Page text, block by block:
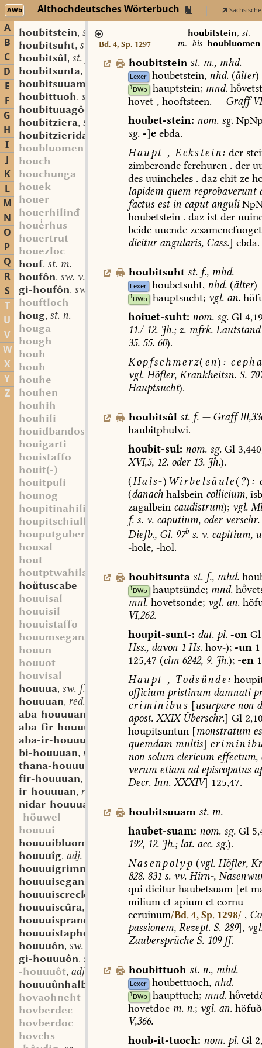
AWb Althochdeutsches Wörterbuch
A
B
C
D
E
F
G
H
I
J
K
L
M
N
O
P
Q
R
S
T
U
V
W
X
Y
Z
houbitstein, st. m.
houbitsuht, st. f.
houbitsûl, st. f.
houbitsunta,
houbitsuuam
houbittuoh, st. n.
houbituuagôd
houbitziera, st. f.
houbitzierida
houbluomen
houch
houchunga
houek
houer
houerhilinđ
hourhus
houertrut
houezloc
houf, st. m.
houfôn, sw. v.
gi-houfôn, sw. v.
houftloch
houg, st. n.
houga
hough
houh
houh
houhe
houhen
houhih
houhili
houidbandos
houigarti
houistaffo
houit(-)
houitpuli
hounog
houpitinahilia
houpitschiullun
houputgubentin
housal
hout
houtptwahila
hotuscabe
houuisal
houuisil
houuistaffo
houumsegansa
houun
houuot
houvisal
houuua, sw. f.
houuuan, red. v.
aba-houuuan
aba-fir-houuuan
red. v.
aba-ir-houuuan
bi-houuuan, red. v.
thana-houuuan
fir-houuuan,
ir-houuuan, red. v.
nidar-houuuan
-höuwel
houuui
houuuibluomo
houuuîg, adj.
houuuigrimmila
sw. (?) f.
houuuisegansa
houuuiscreckil
houuuiscûra,
houuuispranca
mfrk. sw. (?) f.
houuuistapho
houuuôn, sw. v.
gi-houuuôn, sw. v.
-houuuôt, adj. part. prt. s.
houuuûnhalb
hovaohneht
hovberdec
hovberdoc
hovchs
Bd. 4, Sp. 1297
houbitstein, st.
m. bis houbluomen
houbitstein st. m., mhd.
Lexer houbetstein, nhd.(älter)
1DWb hauptstein; mnd.
hovet-,hooftsteen. — Graff
houbet-stein: nom.sg.
sg. -]e ebda.
Haupt-, Eckstein: der
zimberonde ferchuren. der
desuuincheles. daz chitze
lapidemquemreprobaverunt
factusestincaputanguli
houbetstein. dazistder
beideuuendezesamenefuoget
dicitur angularis,Cass.] ebda.
houbitsuht st. f., mhd.
Lexer houbetsuht, nhd.(älter)
1DWb hauptsucht; vgl.an.
hoiuet-suht: nom.sg.Gl
11./ 12.Jh.;z.mfrk.Lautstand
35.55.60).
Kopfschmerz( en) :
vgl. Höfler,Krankheitsn.S.
Hauptsucht).
houbitsûl st. f. —Graff
haubitphulwi.
houbit-sul: nom.sg.Gl
XVI,5, 12.oder13.Jh.).
(Hals-) Wirbelsäule( ?) :
(danach halsbein collicium,
zagalbein caudistrum); vgl.
f.s.v.caputium,oderverschr.
Diefb.,Gl.97bs.v.capitium,
-hole,-hol.
houbitsunta st. f., mhd.
1DWb hauptsünde; mnd.
mnl.hovetsonde; vgl.an.
VI,262.
houpit-sunt-: dat.pl. -onGl
Hss.,davon 1Hs.hov-); -un1
125,47 (clm6242,9.Jh.); -en
Haupt-, Todsünde:
officium pristinumdamnati
criminibus [usurpare non
apost.XXIXÜberschr.] Gl
houpitsuntun[monstratum
quemdammultis]
nonsolumclericum effectum,
verumetiamadepiscopatus
Decr.Inn.XXXIV] 125,47.
houbitsuuam st. m.
haubet-suam: nom.sg.Gl
192,12.Jh.; lat.acc.sg.).
Nasenpolyp (vgl. Höfler,
828.831 s.vv.Hirn-,
quidicitur haubetsuam[et
miliumetapiumetcornu
ceruinum/Bd. 4, Sp. 1298/ ,
passionem,Rezept.S.289],
ZaubersprücheS.109ff.
houbittuoh st. n., mhd.
Lexer houbettuoch, nhd.
1DWb haupttuch; mnd.
hovetdoc m.n.; vgl.an.
V,366.
houb-it-tuoch: nom.pl.Gl